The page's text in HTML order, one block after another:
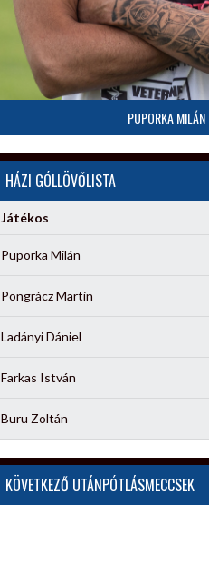
PUPORKA MILÁN
HÁZI GÓLLÖVŐLISTA
Játékos
Puporka Milán
Pongrácz Martin
Ladányi Dániel
Farkas István
Buru Zoltán
KÖVETKEZŐ UTÁNPÓTLÁSMECCSEK